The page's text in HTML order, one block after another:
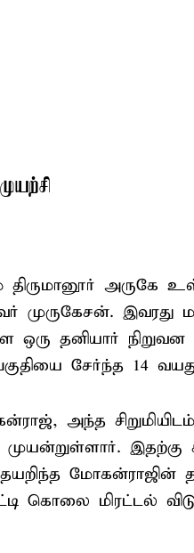
திருமானூர் அருகே
முருகேசன்.
தனியார் நிறுவன
சேர்ந்த 14 வயது
அந்த
இதற்கு
கொலை மிரட்டல்